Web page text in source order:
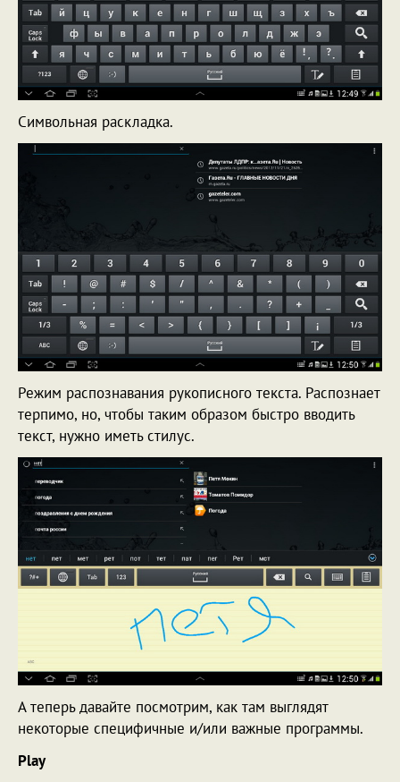
Символьная раскладка.
Режим распознавания рукописного текста. Распознает
терпимо, но, чтобы таким образом быстро вводить
текст, нужно иметь стилус.
А теперь давайте посмотрим, как там выглядят
некоторые специфичные и/или важные программы.
Play